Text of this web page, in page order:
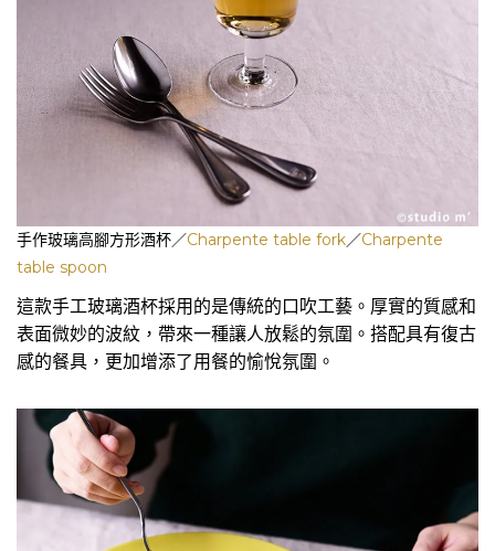
手作玻璃高腳方形酒杯／Charpente table fork／Charpente
table spoon
這款手工玻璃酒杯採用的是傳統的口吹工藝。厚實的質感和
表面微妙的波紋，帶來一種讓人放鬆的氛圍。搭配具有復古
感的餐具，更加增添了用餐的愉悅氛圍。